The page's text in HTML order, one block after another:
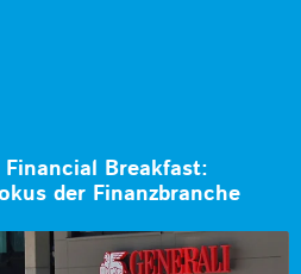
Breakfast:
der Finanzbranche